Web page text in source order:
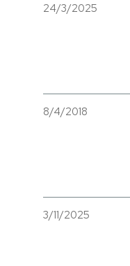
Entra
24/3/2025
8/4/2018
3/11/2025